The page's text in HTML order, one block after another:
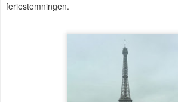
feriestemningen.